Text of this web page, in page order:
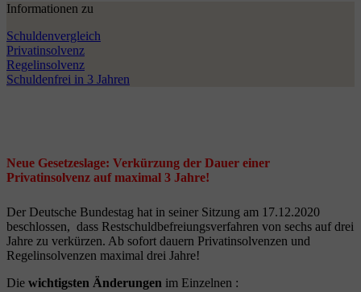
Informationen zu
Schuldenvergleich
Privatinsolvenz
Regelinsolvenz
Schuldenfrei in 3 Jahren
Neue Gesetzeslage: Verkürzung der Dauer einer
Privatinsolvenz auf maximal 3 Jahre!
Der Deutsche Bundestag hat in seiner Sitzung am 17.12.2020
beschlossen, dass Restschuldbefreiungsverfahren von sechs auf drei
Jahre zu verkürzen. Ab sofort dauern Privatinsolvenzen und
Regelinsolvenzen maximal drei Jahre!
Die wichtigsten Änderungen im Einzelnen :